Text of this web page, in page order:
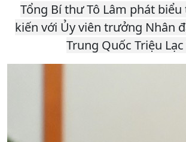
Tổng Bí thư Tô Lâm phát
kiến với Ủy viên trưởng Nhân
Trung Quốc Triệu Lạc